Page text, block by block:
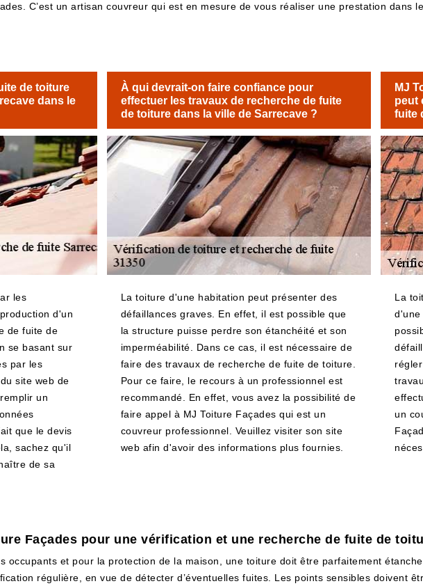
C’est un artisan couvreur qui est en mesure de vous réaliser une prestation dans
de toiture
dans le
les
d'un
de fuite de
se basant sur
par les
site web de
un
que le devis
sachez qu'il
de sa
À qui devrait-on faire confiance pour
effectuer les travaux de recherche de fuite
de toiture dans la ville de Sarrecave ?
La toiture d'une habitation peut présenter des
défaillances graves. En effet, il est possible que
la structure puisse perdre son étanchéité et son
imperméabilité. Dans ce cas, il est nécessaire de
faire des travaux de recherche de fuite de toiture.
Pour ce faire, le recours à un professionnel est
recommandé. En effet, vous avez la possibilité de
faire appel à MJ Toiture Façades qui est un
couvreur professionnel. Veuillez visiter son site
web afin d'avoir des informations plus fournies.
MJ
peut
fuite
La
d'une
un
Façades pour une vérification et une recherche de fuite de
occupants et pour la protection de la maison, une toiture doit être parfaitement
régulière, en vue de détecter d’éventuelles fuites. Les points sensibles doivent